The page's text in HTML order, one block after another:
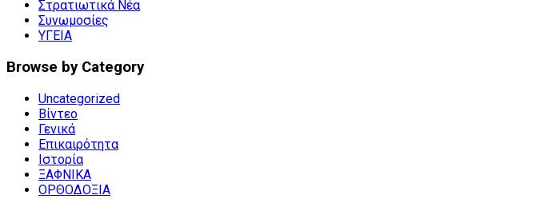
Στρατιωτικά Νέα
Συνωμοσίες
ΥΓΕΙΑ
Browse by Category
Uncategorized
Βίντεο
Γενικά
Επικαιρότητα
Ιστορία
ΞΑΦΝΙΚΑ
ΟΡΘΟΔΟΞΙΑ